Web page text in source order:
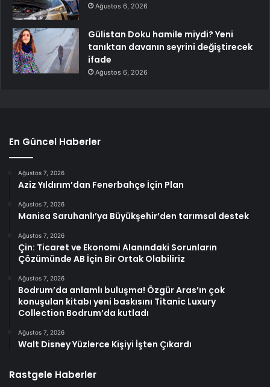
Ağustos 6, 2026
Gülistan Doku hamile miydi? Yeni
tanıktan davanın seyrini değiştirecek
ifade
Ağustos 6, 2026
En Güncel Haberler
Ağustos 7, 2026
Aziz Yıldırım’dan Fenerbahçe İçin Plan
Ağustos 7, 2026
Manisa Saruhanlı’ya Büyükşehir’den tarımsal destek
Ağustos 7, 2026
Çin: Ticaret ve Ekonomi Alanındaki Sorunların
Çözümünde AB İçin Bir Ortak Olabiliriz
Ağustos 7, 2026
Bodrum’da anlamlı buluşma! Özgür Aras’ın çok
konuşulan kitabı yeni baskısını Titanic Luxury
Collection Bodrum’da kutladı
Ağustos 7, 2026
Walt Disney Yüzlerce Kişiyi İşten Çıkardı
Rastgele Haberler